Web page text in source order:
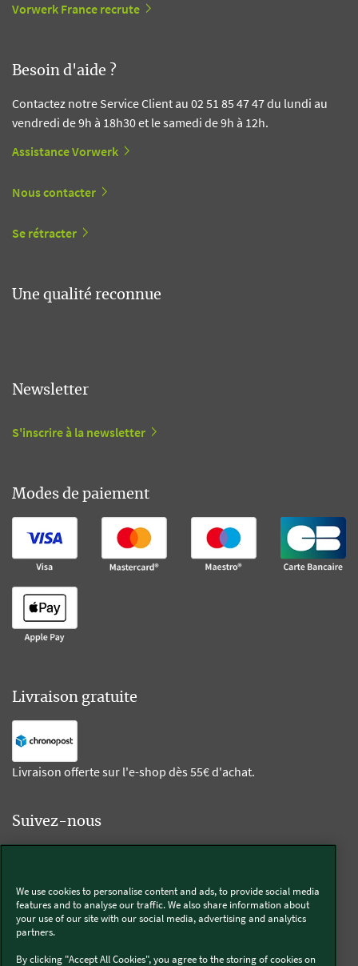
Vorwerk France recrute
Besoin d'aide ?
Contactez notre Service Client au 02 51 85 47 47 du lundi au
vendredi de 9h à 18h30 et le samedi de 9h à 12h.
Assistance Vorwerk
Nous contacter
Se rétracter
Une qualité reconnue
Newsletter
S'inscrire à la newsletter
Modes de paiement
Livraison gratuite
Livraison offerte sur l'e-shop dès 55€ d'achat.
Suivez-nous
Thermomix®
We use cookies to personalise content and ads, to provide social media
features and to analyse our traffic. We also share information about
your use of our site with our social media, advertising and analytics
partners.
By clicking "Accept All Cookies", you agree to the storing of cookies on